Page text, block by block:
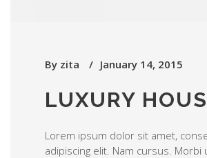
By zita January 14, 2015
LUXURY
Lorem ipsum dolor sit amet,
adipiscing elit. Nam cursus. Morbi